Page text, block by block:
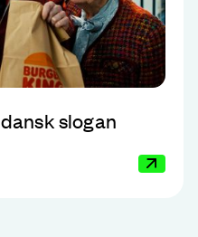
slogan